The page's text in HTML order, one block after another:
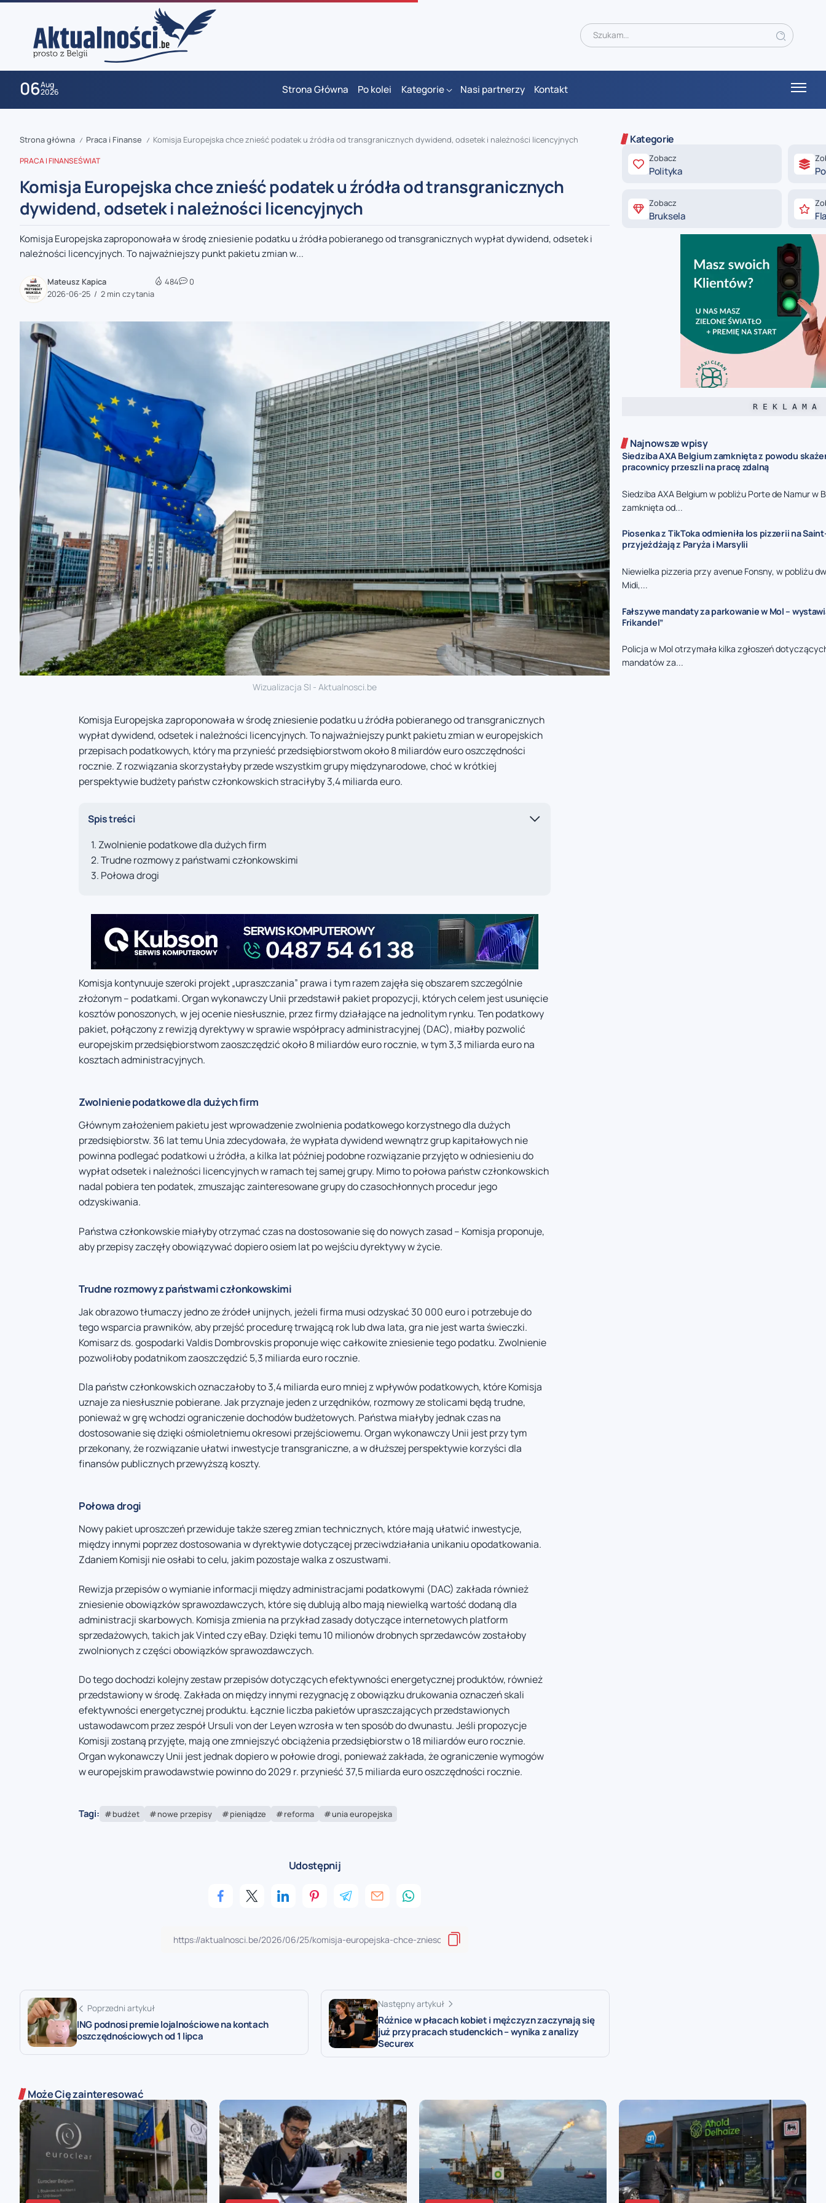
06Aug
2026 Strona Główna Po kolei Kategorie Nasi partnerzy Kontakt
zaobserwuj nas
zaobserwuj nas
zaobserwuj nas
zaobserwuj nas
zaobserwuj nas
Strona główna / Praca i Finanse / Komisja Europejska chce znieść podatek u źródła od transgranicznych dywidend, odsetek i należności licencyjnych
PRACA I FINANSEŚWIAT
Komisja Europejska chce znieść podatek u źródła od transgranicznych
dywidend, odsetek i należności licencyjnych
Komisja Europejska zaproponowała w środę zniesienie podatku u źródła pobieranego od transgranicznych wypłat dywidend, odsetek i
należności licencyjnych. To najważniejszy punkt pakietu zmian w...
Mateusz Kapica
2026-06-25
2 min czytania
484 0
Wizualizacja SI - Aktualnosci.be
Komisja Europejska zaproponowała w środę zniesienie podatku u źródła pobieranego od transgranicznych
wypłat dywidend, odsetek i należności licencyjnych. To najważniejszy punkt pakietu zmian w europejskich
przepisach podatkowych, który ma przynieść przedsiębiorstwom około 8 miliardów euro oszczędności
rocznie. Z rozwiązania skorzystałyby przede wszystkim grupy międzynarodowe, choć w krótkiej
perspektywie budżety państw członkowskich straciłyby 3,4 miliarda euro.
Spis treści
Zwolnienie podatkowe dla dużych firm
Trudne rozmowy z państwami członkowskimi
Połowa drogi
Komisja kontynuuje szeroki projekt „upraszczania” prawa i tym razem zajęła się obszarem szczególnie
złożonym – podatkami. Organ wykonawczy Unii przedstawił pakiet propozycji, których celem jest usunięcie
kosztów ponoszonych, w jej ocenie niesłusznie, przez firmy działające na jednolitym rynku. Ten podatkowy
pakiet, połączony z rewizją dyrektywy w sprawie współpracy administracyjnej (DAC), miałby pozwolić
europejskim przedsiębiorstwom zaoszczędzić około 8 miliardów euro rocznie, w tym 3,3 miliarda euro na
kosztach administracyjnych.
Zwolnienie podatkowe dla dużych firm
Głównym założeniem pakietu jest wprowadzenie zwolnienia podatkowego korzystnego dla dużych
przedsiębiorstw. 36 lat temu Unia zdecydowała, że wypłata dywidend wewnątrz grup kapitałowych nie
powinna podlegać podatkowi u źródła, a kilka lat później podobne rozwiązanie przyjęto w odniesieniu do
wypłat odsetek i należności licencyjnych w ramach tej samej grupy. Mimo to połowa państw członkowskich
nadal pobiera ten podatek, zmuszając zainteresowane grupy do czasochłonnych procedur jego
odzyskiwania.
Państwa członkowskie miałyby otrzymać czas na dostosowanie się do nowych zasad – Komisja proponuje,
aby przepisy zaczęły obowiązywać dopiero osiem lat po wejściu dyrektywy w życie.
Trudne rozmowy z państwami członkowskimi
Jak obrazowo tłumaczy jedno ze źródeł unijnych, jeżeli firma musi odzyskać 30 000 euro i potrzebuje do
tego wsparcia prawników, aby przejść procedurę trwającą rok lub dwa lata, gra nie jest warta świeczki.
Komisarz ds. gospodarki Valdis Dombrovskis proponuje więc całkowite zniesienie tego podatku. Zwolnienie
pozwoliłoby podatnikom zaoszczędzić 5,3 miliarda euro rocznie.
Dla państw członkowskich oznaczałoby to 3,4 miliarda euro mniej z wpływów podatkowych, które Komisja
uznaje za niesłusznie pobierane. Jak przyznaje jeden z urzędników, rozmowy ze stolicami będą trudne,
ponieważ w grę wchodzi ograniczenie dochodów budżetowych. Państwa miałyby jednak czas na
dostosowanie się dzięki ośmioletniemu okresowi przejściowemu. Organ wykonawczy Unii jest przy tym
przekonany, że rozwiązanie ułatwi inwestycje transgraniczne, a w dłuższej perspektywie korzyści dla
finansów publicznych przewyższą koszty.
Połowa drogi
Nowy pakiet uproszczeń przewiduje także szereg zmian technicznych, które mają ułatwić inwestycje,
między innymi poprzez dostosowania w dyrektywie dotyczącej przeciwdziałania unikaniu opodatkowania.
Zdaniem Komisji nie osłabi to celu, jakim pozostaje walka z oszustwami.
Rewizja przepisów o wymianie informacji między administracjami podatkowymi (DAC) zakłada również
zniesienie obowiązków sprawozdawczych, które się dublują albo mają niewielką wartość dodaną dla
administracji skarbowych. Komisja zmienia na przykład zasady dotyczące internetowych platform
sprzedażowych, takich jak Vinted czy eBay. Dzięki temu 10 milionów drobnych sprzedawców zostałoby
zwolnionych z części obowiązków sprawozdawczych.
Do tego dochodzi kolejny zestaw przepisów dotyczących efektywności energetycznej produktów, również
przedstawiony w środę. Zakłada on między innymi rezygnację z obowiązku drukowania oznaczeń skali
efektywności energetycznej produktu. Łącznie liczba pakietów upraszczających przedstawionych
ustawodawcom przez zespół Ursuli von der Leyen wzrosła w ten sposób do dwunastu. Jeśli propozycje
Komisji zostaną przyjęte, mają one zmniejszyć obciążenia przedsiębiorstw o 18 miliardów euro rocznie.
Organ wykonawczy Unii jest jednak dopiero w połowie drogi, ponieważ zakłada, że ograniczenie wymogów
w europejskim prawodawstwie powinno do 2029 r. przynieść 37,5 miliarda euro oszczędności rocznie.
Tagi: budżet nowe przepisy pieniądze reforma unia europejska
Udostępnij
Poprzedni artykuł
ING podnosi premie lojalnościowe na kontach
oszczędnościowych od 1 lipca
Następny artykuł
Różnice w płacach kobiet i mężczyzn zaczynają się
już przy pracach studenckich – wynika z analizy
Securex
Kategorie
Zobacz
Polityka
Zobacz
Bruksela
R E K L A M A
Najnowsze wpisy
Siedziba AXA Belgium zamknięta z powodu
pracownicy przeszli na pracę zdalną
Siedziba AXA Belgium w pobliżu Porte de Namur w
zamknięta od...
Piosenka z TikToka odmieniła los pizzerii na
przyjeżdżają z Paryża i Marsylii
Niewielka pizzeria przy avenue Fonsny, w pobliżu
Midi,...
Fałszywe mandaty za parkowanie w Mol –
Frikandel”
Policja w Mol otrzymała kilka zgłoszeń
mandatów za...
Może Cię zainteresować